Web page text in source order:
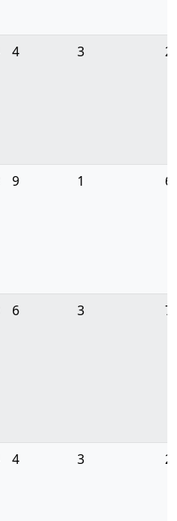
4 3
9 1
6 3
4 3